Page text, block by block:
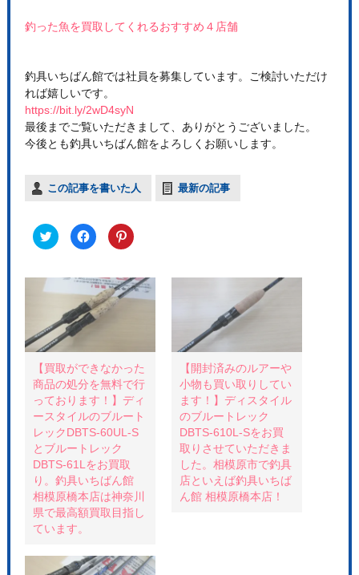
釣った魚を買取してくれるおすすめ４店舗
釣具いちばん館では社員を募集しています。ご検討いただけ
れば嬉しいです。
https://bit.ly/2wD4syN
最後までご覧いただきまして、ありがとうございました。
今後とも釣具いちばん館をよろしくお願いします。
この記事を書いた人 最新の記事
ク
リ
て
T
t
t
e
r
共
有
(
新
し
い
ウ
ィ
ン
ド
ウ
で
開
き
ま
す
)
F
a
o
o
k
で
共
る
は
ク
リ
ッ
ク
し
て
く
だ
さ
い
(
新
し
い
ウ
ィ
で
開
ク
リ
て
P
i
e
t
で
共
有
(
新
し
い
ン
ド
ウ
で
開
き
ま
【買取ができなかった
商品の処分を無料で行
っております！】ディ
ースタイルのブルート
レックDBTS-60UL-S
とブルートレック
DBTS-61Lをお買取
り。釣具いちばん館
相模原橋本店は神奈川
県で最高額買取目指し
ています。
【開封済みのルアーや
小物も買い取りしてい
ます！】ディスタイル
のブルートレック
DBTS-610L-Sをお買
取りさせていただきま
した。相模原市で釣具
店といえば釣具いちば
ん館 相模原橋本店！